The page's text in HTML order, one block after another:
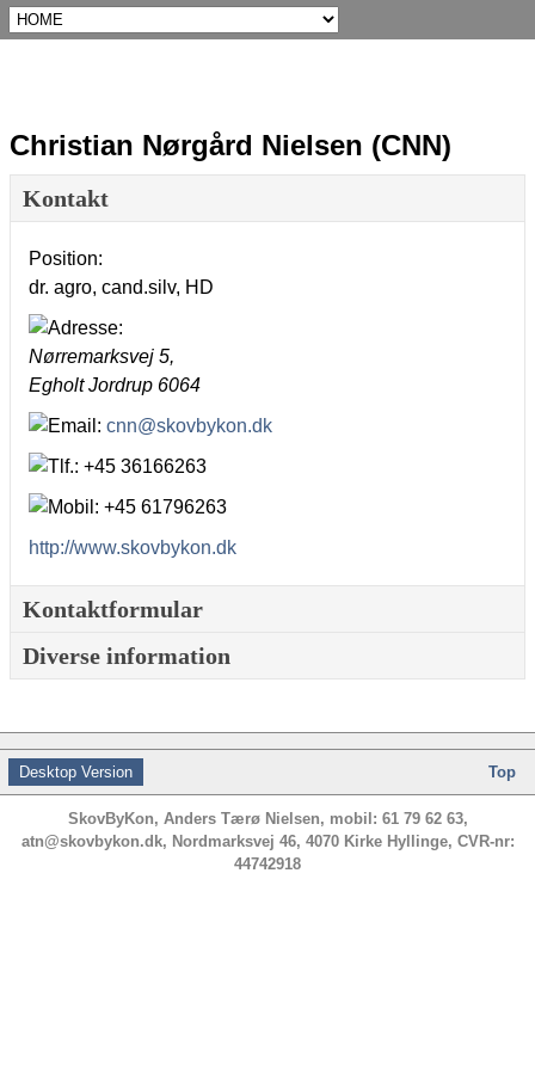
Christian Nørgård Nielsen (CNN)
Kontakt
Position:
dr. agro, cand.silv, HD
Nørremarksvej 5,
EgholtJordrup 6064
cnn@skovbykon.dk
+45 36166263
+45 61796263
http://www.skovbykon.dk
Kontaktformular
Send en e-mail
Navn*
Email*
Diverse information
Desktop Version Top
SkovByKon, Anders Tærø Nielsen, mobil: 61 79 62 63,
atn@skovbykon.dk, Nordmarksvej 46, 4070 Kirke Hyllinge, CVR-nr:
44742918